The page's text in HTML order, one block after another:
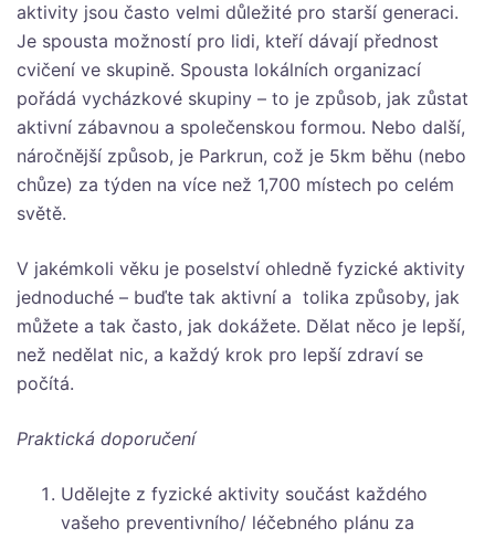
aktivity jsou často velmi důležité pro starší generaci.
Je spousta možností pro lidi, kteří dávají přednost
cvičení ve skupině. Spousta lokálních organizací
pořádá vycházkové skupiny – to je způsob, jak zůstat
aktivní zábavnou a společenskou formou. Nebo další,
náročnější způsob, je Parkrun, což je 5km běhu (nebo
chůze) za týden na více než 1,700 místech po celém
světě.
V jakémkoli věku je poselství ohledně fyzické aktivity
jednoduché – buďte tak aktivní a tolika způsoby, jak
můžete a tak často, jak dokážete. Dělat něco je lepší,
než nedělat nic, a každý krok pro lepší zdraví se
počítá.
Praktická doporučení
Udělejte z fyzické aktivity součást každého
vašeho preventivního/ léčebného plánu za